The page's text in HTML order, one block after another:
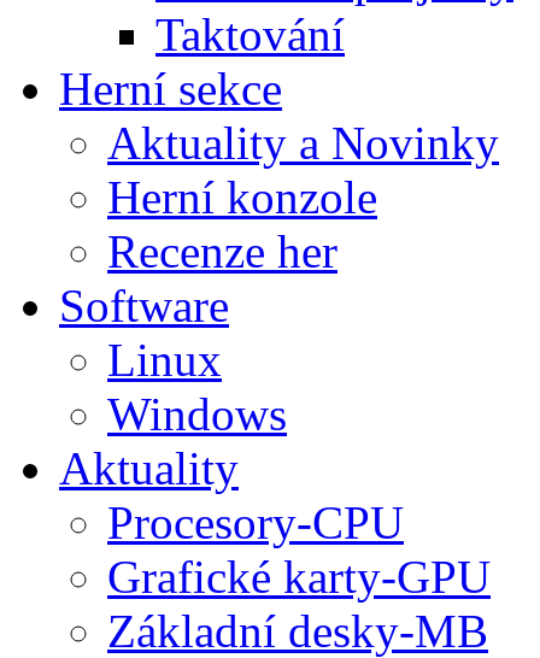
Taktování
Herní sekce
Aktuality a Novinky
Herní konzole
Recenze her
Software
Linux
Windows
Aktuality
Procesory-CPU
Grafické karty-GPU
Základní desky-MB